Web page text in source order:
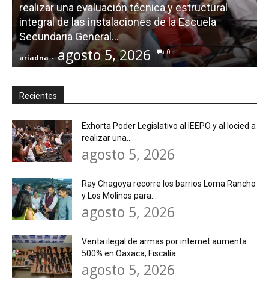
realizar una evaluación técnica y estructural
integral de las instalaciones de la Escuela
Secundaria General...
ariadna - agosto 5, 2026 0
Recientes
Exhorta Poder Legislativo al IEEPO y al Iocied a
realizar una...
agosto 5, 2026
Ray Chagoya recorre los barrios Loma Rancho
y Los Molinos para...
agosto 5, 2026
Venta ilegal de armas por internet aumenta
500% en Oaxaca; Fiscalía...
agosto 5, 2026